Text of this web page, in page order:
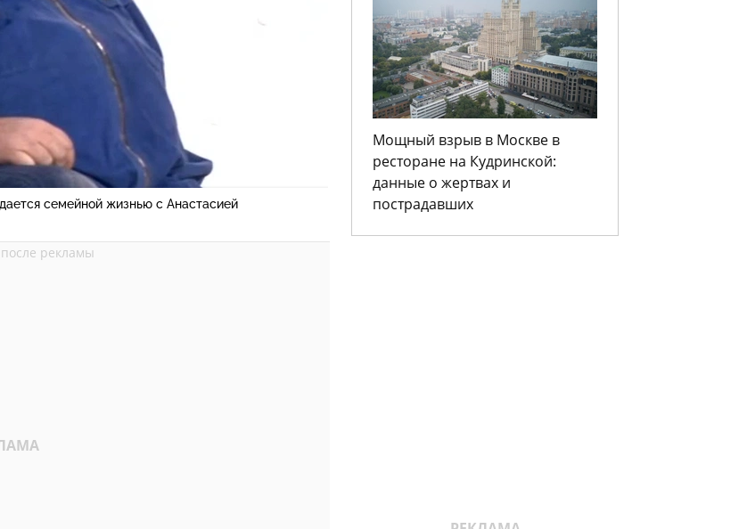
семейной жизнью с Анастасией
Мощный взрыв в Москве в
ресторане на Кудринской:
данные о жертвах и
пострадавших